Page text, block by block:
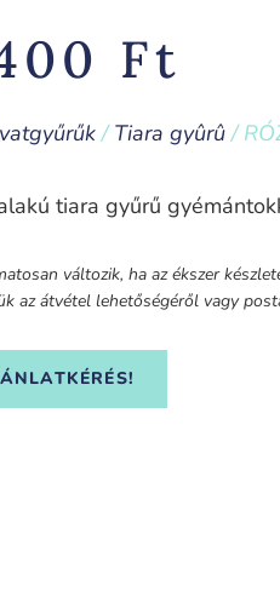
Ft
/Tiara gyûrû/
tiara gyűrű
változik, ha az ékszer
az átvétel lehetőségéről vagy